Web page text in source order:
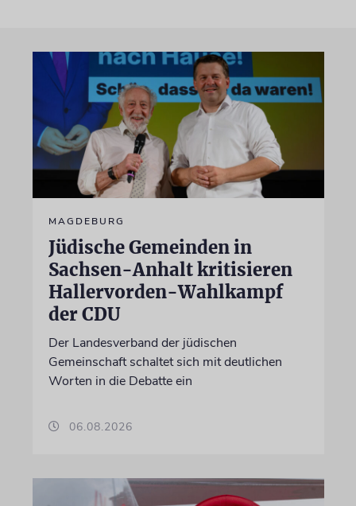
MAGDEBURG
Jüdische Gemeinden in
Sachsen-Anhalt kritisieren
Hallervorden-Wahlkampf
der CDU
Der Landesverband der jüdischen
Gemeinschaft schaltet sich mit deutlichen
Worten in die Debatte ein
06.08.2026